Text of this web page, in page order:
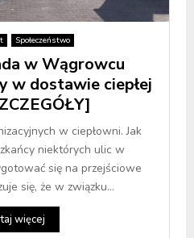
Społeczeństwo
w Wągrowcu
w dostawie ciepłej
w ciepłowni. Jak
niektórych ulic w
się na przejściowe
się, że w związku...
więcej